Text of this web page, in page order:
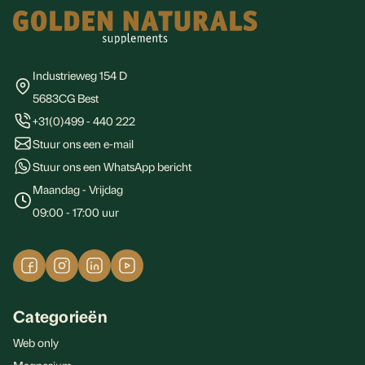
Hoe ondersteunt Vitamine D3 Vegan 25 mcg jouw
plantaardige reis naar welzijn?
Heb je je ooit afgevraagd hoe je voldoende vitamine D kunt
mcg kun je de rijkdom van de zon in jouw dagelijkse
routine brengen, zelfs wanneer het buiten grijs en somber
is. Dit zorgvuldig geformuleerde supplement is een baken
van licht voor je gezondheid en welzijn.
Industrieweg 154 D
5683CG Best
+31(0)499 - 440 222
Stuur ons een e-mail
Stuur ons een WhatsApp bericht
Maandag - Vrijdag
09:00 - 17:00 uur
Categorieën
Web only